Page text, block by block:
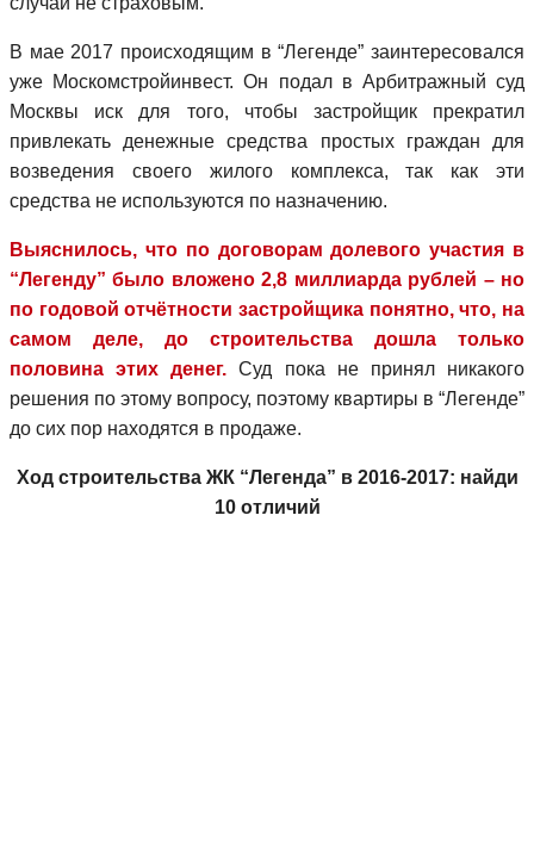
В мае 2017 происходящим в “Легенде” заинтересовался
уже Москомстройинвест. Он подал в Арбитражный суд
Москвы иск для того, чтобы застройщик прекратил
привлекать денежные средства простых граждан для
возведения своего жилого комплекса, так как эти
средства не используются по назначению.
Выяснилось, что по договорам долевого участия в
“Легенду” было вложено 2,8 миллиарда рублей – но
по годовой отчётности застройщика понятно, что, на
самом деле, до строительства дошла только
половина этих денег. Суд пока не принял никакого
решения по этому вопросу, поэтому квартиры в “Легенде”
до сих пор находятся в продаже.
Ход строительства ЖК “Легенда” в 2016-2017: найди
10 отличий